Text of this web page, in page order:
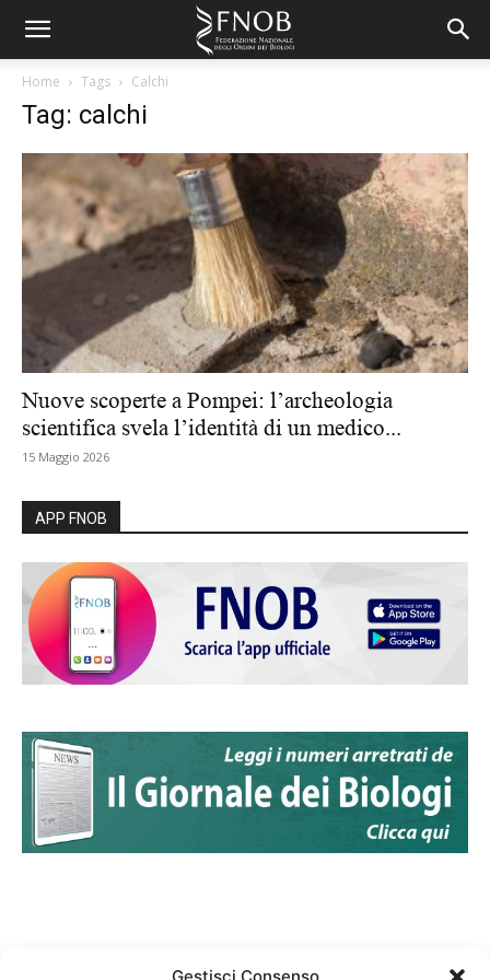
Home Tags Calchi
Tag: calchi
Nuove scoperte a Pompei: l’archeologia
scientifica svela l’identità di un medico...
15 Maggio 2026
APP FNOB